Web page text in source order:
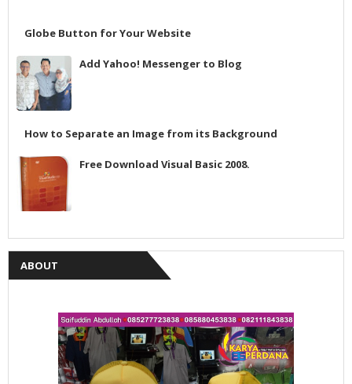
Globe Button for Your Website
Add Yahoo! Messenger to Blog
How to Separate an Image from its Background
Free Download Visual Basic 2008.
ABOUT